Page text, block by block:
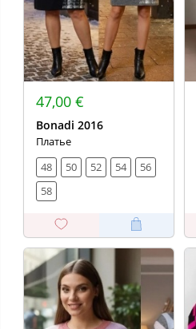
47,00 €
Bonadi 2016
Платье
48
50 52 54
56
58